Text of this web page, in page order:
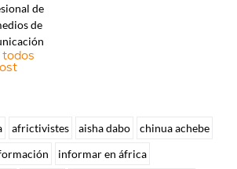
de
de
todos
africtivistes aisha dabo
chinua achebe
informar en áfrica